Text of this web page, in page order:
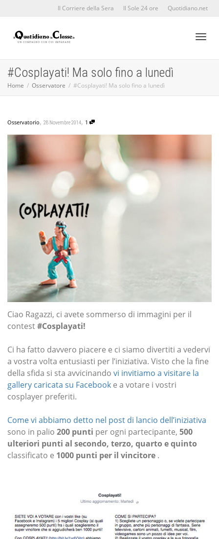
Il Corriere della Sera Il Sole 24 ore Quotidiano.net
#Cosplayati! Ma solo fino a lunedì
Home Osservatore #Cosplayati! Ma solo fino a lunedì
Osservatorio, 28 Novembre 2014, 1
Ciao Ragazzi, ci avete sommerso di immagini per il
contest#Cosplayati!
Ci ha fatto davvero piacere e ci siamo divertiti a vedervi
a vostra volta entusiasti per l’iniziativa. Visto che la fine
della sfida si sta avvicinando vi invitiamo a visitare la
gallery caricata su Facebook e a votare i vostri
cosplayer preferiti.
Come vi abbiamo detto nel post di lancio dell’iniziativa
sono in palio 200 punti per ogni partecipante, 500
ulteriori punti al secondo, terzo, quarto e quinto
classificato e 1000 punti per il vincitore .